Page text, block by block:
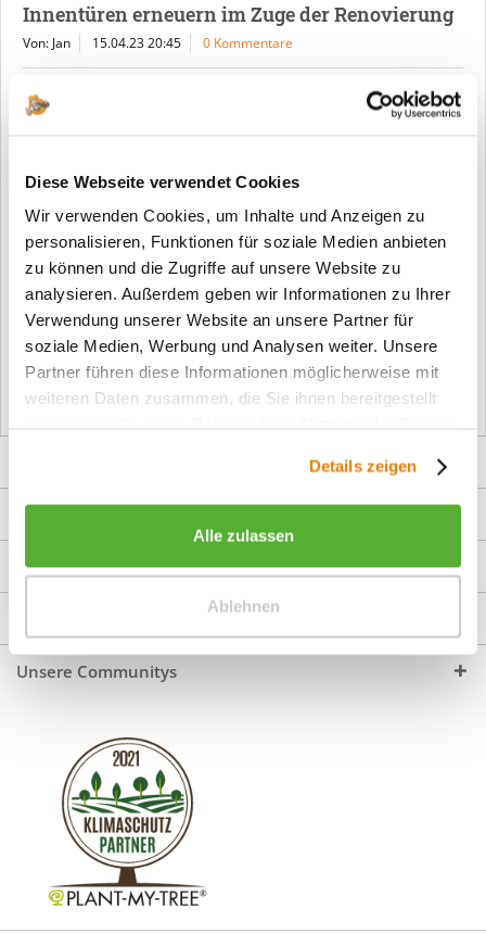
Diese Webseite verwendet Cookies
Wir verwenden Cookies, um Inhalte und Anzeigen zu
personalisieren, Funktionen für soziale Medien anbieten
zu können und die Zugriffe auf unsere Website zu
analysieren. Außerdem geben wir Informationen zu Ihrer
Verwendung unserer Website an unsere Partner für
soziale Medien, Werbung und Analysen weiter. Unsere
Partner führen diese Informationen möglicherweise mit
weiteren Daten zusammen, die Sie ihnen bereitgestellt
Details zeigen
Alle zulassen
Ablehnen
Innentüren erneuern im Zuge der Renovierung
Von: Jan 15.04.23 20:45 0 Kommentare
Wenn Sie Ihr Zuhause renovieren, können neue Innentüren
einen großen Unterschied machen.
Mehr lesen
Tags:Zimmertüren online kaufen,Türen in Fachhandelsqualität, Türen
im Sondermaß,Türen erneuern,Renovieren
Informationen
Unsere Communitys